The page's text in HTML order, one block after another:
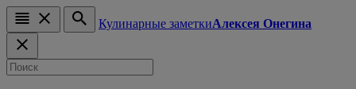
Кулинарные заметкиАлексея Онегина